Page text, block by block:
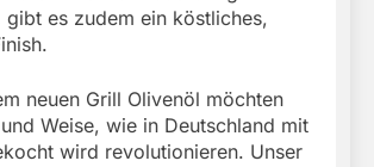
gibt es zudem ein köstliches,
neuen Grill Olivenöl möchten
Weise, wie in Deutschland mit
wird revolutionieren. Unser